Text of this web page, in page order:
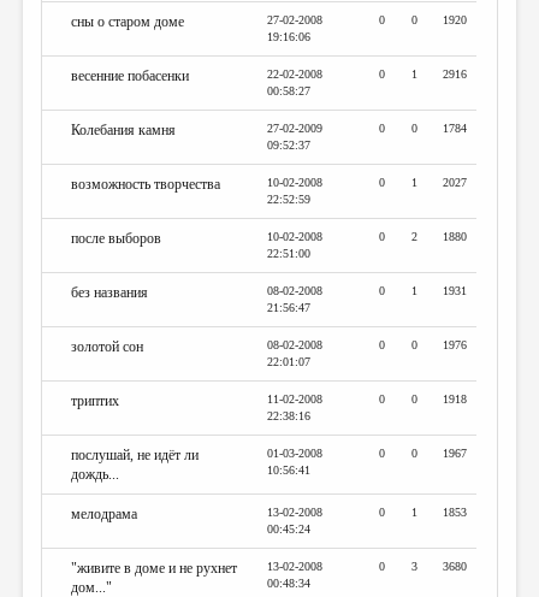
сны о старом доме
27-02-2008
19:16:06
0 0 1920
весенние побасенки
22-02-2008
00:58:27
0 1 2916
Колебания камня
27-02-2009
09:52:37
0 0 1784
возможность творчества
10-02-2008
22:52:59
0 1 2027
после выборов
10-02-2008
22:51:00
0 2 1880
без названия
08-02-2008
21:56:47
0 1 1931
золотой сон
08-02-2008
22:01:07
0 0 1976
триптих
11-02-2008
22:38:16
0 0 1918
послушай, не идёт ли
дождь...
01-03-2008
10:56:41
0 0 1967
мелодрама
13-02-2008
00:45:24
0 1 1853
"живите в доме и не рухнет
дом..."
13-02-2008
00:48:34
0 3 3680